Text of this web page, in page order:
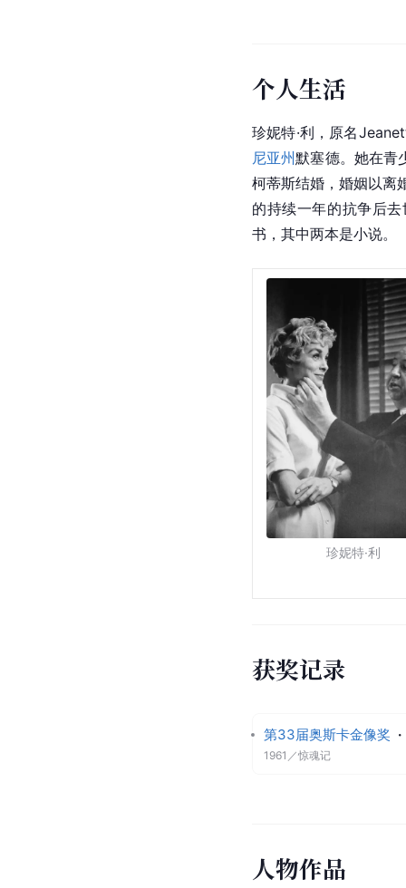
个人生活
珍妮特·利，原名
尼亚州默塞德。她在青
柯蒂斯结婚，婚姻以离
的持续一年的抗争后
书，其中两本是小说。
珍妮特·利
获奖记录
第33届奥斯卡金像奖 ·
1961 ／惊魂记
人物作品